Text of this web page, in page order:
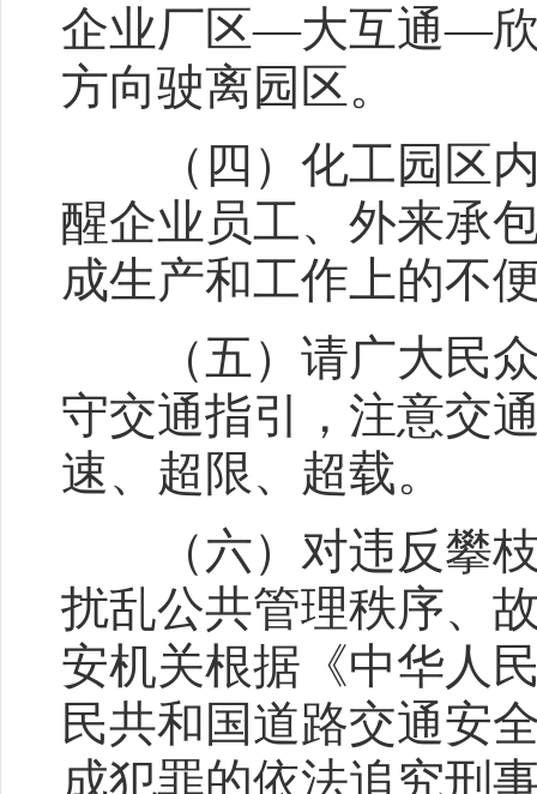
企业厂区—大互通—
方向驶离园区。
（四）化工园区内
醒企业员工、外来承
成生产和工作上的不
（五）请广大民众
守交通指引，注意交
速、超限、超载。
（六）对违反攀枝
扰乱公共管理秩序、
安机关根据《中华人
民共和国道路交通安
成犯罪的依法追究刑